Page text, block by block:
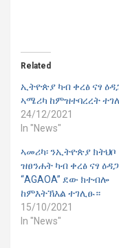
Related
ኢትዮጵያ ካብ ቀረፅ ናፃ
ኣሜሪካ ከምዝተባረረት
24/12/2021
In "News"
ኣመሪካ፡ ንኢትዮጵያ ክትህቦ
ዝፀንሐት ካብ ቀረፅ ናፃ ዕዳጋ
“AGAOA” ደው ክተብሎ
ከምእትኽእል ተገሊፁ።
15/10/2021
In "News"